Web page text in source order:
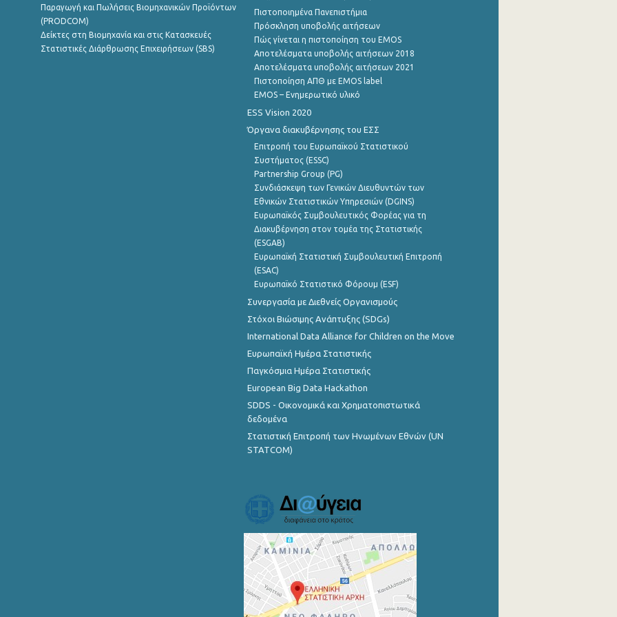
Παραγωγή και Πωλήσεις Βιομηχανικών Προϊόντων
(PRODCOM)
Δείκτες στη Βιομηχανία και στις Κατασκευές
Στατιστικές Διάρθρωσης Επιχειρήσεων (SBS)
Πιστοποιημένα Πανεπιστήμια
Πρόσκληση υποβολής αιτήσεων
Πώς γίνεται η πιστοποίηση του EMOS
Αποτελέσματα υποβολής αιτήσεων 2018
Αποτελέσματα υποβολής αιτήσεων 2021
Πιστοποίηση ΑΠΘ με EMOS label
EMOS – Ενημερωτικό υλικό
ESS Vision 2020
Όργανα διακυβέρνησης του ΕΣΣ
Επιτροπή του Ευρωπαϊκού Στατιστικού
Συστήματος (ESSC)
Partnership Group (PG)
Συνδιάσκεψη των Γενικών Διευθυντών των
Εθνικών Στατιστικών Υπηρεσιών (DGINS)
Ευρωπαϊκός Συμβουλευτικός Φορέας για τη
Διακυβέρνηση στον τομέα της Στατιστικής
(ESGAB)
Ευρωπαϊκή Στατιστική Συμβουλευτική Επιτροπή
(ESAC)
Ευρωπαϊκό Στατιστικό Φόρουμ (ESF)
Συνεργασία με Διεθνείς Οργανισμούς
Στόχοι Βιώσιμης Ανάπτυξης (SDGs)
International Data Alliance for Children on the Move
Ευρωπαϊκή Ημέρα Στατιστικής
Παγκόσμια Ημέρα Στατιστικής
European Big Data Hackathon
SDDS - Οικονομικά και Χρηματοπιστωτικά
δεδομένα
Στατιστική Επιτροπή των Ηνωμένων Εθνών (UN
STATCOM)